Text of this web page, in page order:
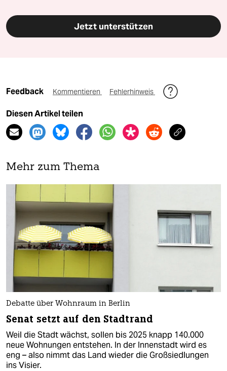
Jetzt unterstützen
Feedback Kommentieren Fehlerhinweis
Diesen Artikel teilen
Mehr zum Thema
Debatte über Wohnraum in Berlin
Senat setzt auf den Stadtrand
Weil die Stadt wächst, sollen bis 2025 knapp 140.000
neue Wohnungen entstehen. In der Innenstadt wird es
eng – also nimmt das Land wieder die Großsiedlungen
ins Visier.